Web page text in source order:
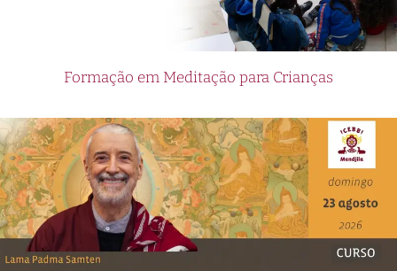
Formação em Meditação para Crianças